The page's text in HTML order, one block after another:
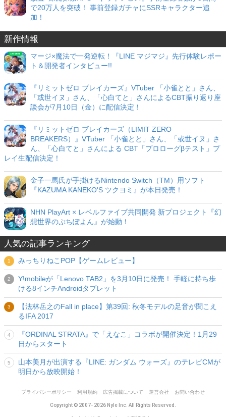
で20万人を突破！ 事前登録ガチャにSSRキャラクター追
加！
新作情報
マージ×魔法で一発逆転！『LINE マジマジ』先行体験レポー
ト＆開発者インタビュー!!
『リミットゼロ ブレイカーズ』VTuber 「小雀とと」さん、
「或世イヌ」さん、「心白てと」さんによるCBT振り返り座
談会が7月10日（金）に配信決定！
『リミットゼロ ブレイカーズ（LIMIT ZERO
BREAKERS）』VTuber 「小雀とと」さん、「或世イヌ」さ
ん、「心白てと」さんによる CBT「プロローグβテスト」プ
レイ生配信決定！
金子一馬氏が手掛けるNintendo Switch（TM）用ソフト
『KAZUMA KANEKO'S ツクヨミ』が本日発売！
NHN PlayArt × レベルファイブ共同開発 新プロジェクト『幻
想世界のぷちぽよん』が始動！
人気の記事ランキング
みっちりねこPOP【ゲームレビュー】
Y!mobileが「Lenovo TAB2」を3月10日に発売！ 手軽に持ち歩
ける8インチAndroidタブレット
【法林岳之のFall in place】第39回: 秋冬モデルの足音が聞こえ
るIFA 2017
『ORDINAL STRATA』で「えなこ」コラボが開催決定！1月29
日からスタート
山本美月が出演する『LINE: ガンダム ウォーズ』のテレビCMが
明日から放映開始！
プライバシーポリシー 利用規約 広告掲載について 運営会社 お問い合わせ
Copyright © 2007- 2026 Nyle Inc. All Rights Reserved.